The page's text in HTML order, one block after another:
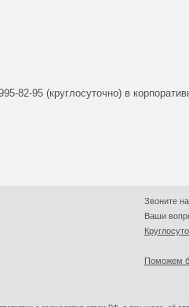
82-95 (круглосуточно) в
Звоните
Ваши
Поможем